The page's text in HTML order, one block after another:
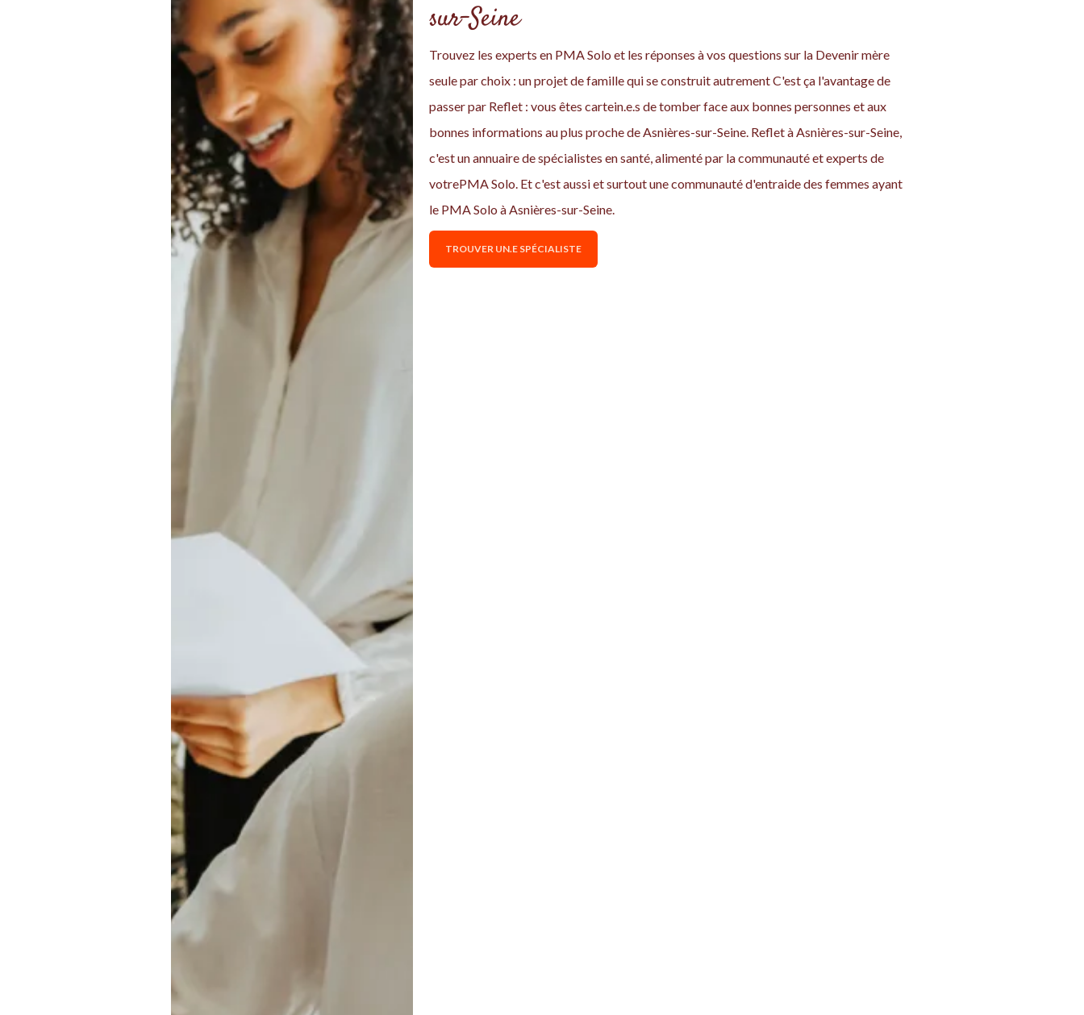
sur-Seine
Trouvez les experts en PMA Solo et les réponses à vos questions sur la Devenir mère
seule par choix : un projet de famille qui se construit autrement C'est ça l'avantage de
passer par Reflet : vous êtes cartein.e.s de tomber face aux bonnes personnes et aux
bonnes informations au plus proche de Asnières-sur-Seine. Reflet à Asnières-sur-Seine,
c'est un annuaire de spécialistes en santé, alimenté par la communauté et experts de
votrePMA Solo. Et c'est aussi et surtout une communauté d'entraide des femmes ayant
le PMA Solo à Asnières-sur-Seine.
TROUVER UN.E SPÉCIALISTE